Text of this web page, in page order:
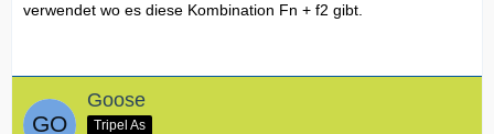
verwendet wo es diese Kombination Fn + f2 gibt.
Goose
Tripel As